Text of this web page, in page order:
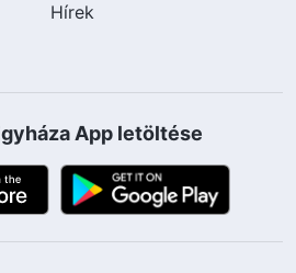
Hírek
App letöltése